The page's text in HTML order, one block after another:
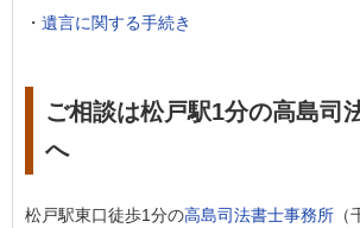
・ 遺言に関する手続き
ご相談は松戸駅1分の高島司
へ
松戸駅東口徒歩1分の高島司法書士事務所